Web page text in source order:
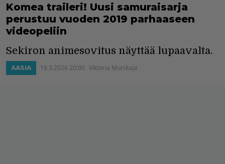
Komea traileri! Uusi samuraisarja
perustuu vuoden 2019 parhaaseen
videopeliin
Sekiron animesovitus näyttää lupaavalta.
AASIA 18.3.2026 20:00 Viktoria Murskaja